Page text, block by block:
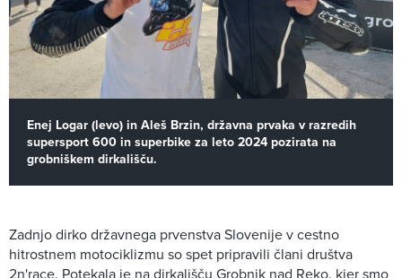
Enej Logar (levo) in Aleš Brzin, državna prvaka v razredih
supersport 600 in superbike za leto 2024 pozirata na
grobniškem dirkališču.
Zadnjo dirko državnega prvenstva Slovenije v cestno
hitrostnem motociklizmu so spet pripravili člani društva
2n'race. Potekala je na dirkališču Grobnik nad Reko, kjer smo